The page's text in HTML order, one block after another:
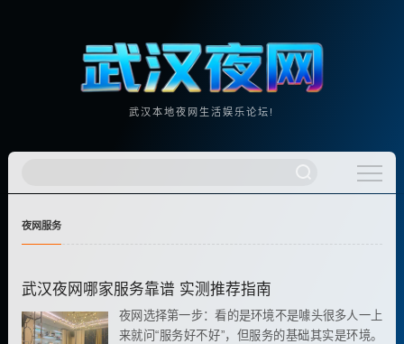
武汉本地夜网生活娱乐论坛!
夜网服务
武汉夜网哪家服务靠谱 实测推荐指南
夜网选择第一步：看的是环境不是噱头很多人一上
来就问“服务好不好”，但服务的基础其实是环境。